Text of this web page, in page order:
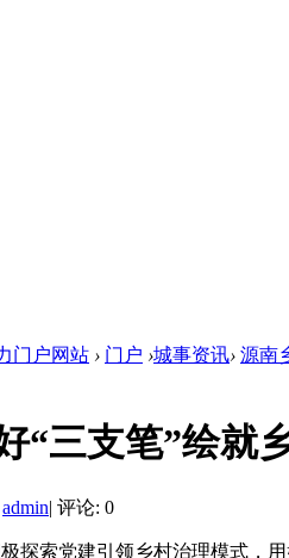
门户网站 › 门户 ›城事资讯› 源南
“三支笔”绘就
admin| 评论: 0
探索党建引领乡村治理模式，